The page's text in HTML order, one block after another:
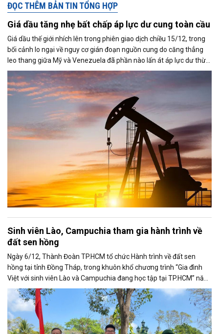
ĐỌC THÊM BẢN TIN TỔNG HỢP
Giá dầu tăng nhẹ bất chấp áp lực dư cung toàn cầu
Giá dầu thế giới nhích lên trong phiên giao dịch chiều 15/12, trong
bối cảnh lo ngại về nguy cơ gián đoạn nguồn cung do căng thẳng
leo thang giữa Mỹ và Venezuela đã phần nào lấn át áp lực dư thừa
nguồn cung đang bao trùm thị trường. Cùng với đó, giới đầu tư tiếp
tục theo dõi sát diễn biến liên quan đến khả năng đạt được một
thỏa thuận hòa bình giữa Nga và Ukraine.
Sinh viên Lào, Campuchia tham gia hành trình về
đất sen hồng
Ngày 6/12, Thành Đoàn TP.HCM tổ chức Hành trình về đất sen
hồng tại tỉnh Đồng Tháp, trong khuôn khổ chương trình “Gia đình
Việt với sinh viên Lào và Campuchia đang học tập tại TP.HCM” năm
2025.